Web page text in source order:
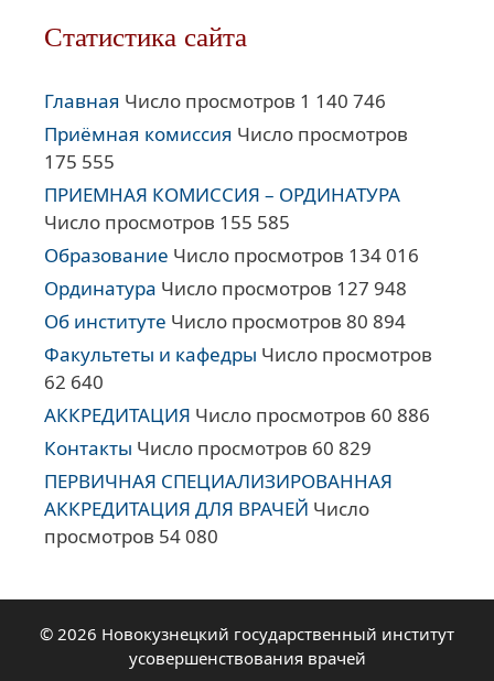
Статистика сайта
Главная Число просмотров 1 140 746
Приёмная комиссия Число просмотров
175 555
ПРИЕМНАЯ КОМИССИЯ – ОРДИНАТУРА
Число просмотров 155 585
Образование Число просмотров 134 016
Ординатура Число просмотров 127 948
Об институте Число просмотров 80 894
Факультеты и кафедры Число просмотров
62 640
АККРЕДИТАЦИЯ Число просмотров 60 886
Контакты Число просмотров 60 829
ПЕРВИЧНАЯ СПЕЦИАЛИЗИРОВАННАЯ
АККРЕДИТАЦИЯ ДЛЯ ВРАЧЕЙ Число
просмотров 54 080
© 2026 Новокузнецкий государственный институт
усовершенствования врачей